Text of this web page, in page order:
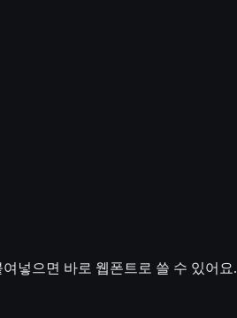
여넣으면 바로 웹폰트로 쓸 수 있어요.